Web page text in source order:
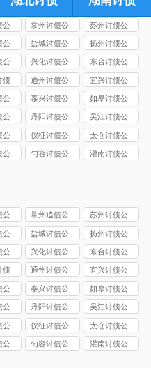
公
常州讨债公
司
苏州讨债公
司
公
盐城讨债公
司
扬州讨债公
司
公
兴化讨债公
司
东台讨债公
司
债
通州讨债公
司
宜兴讨债公
司
公
泰兴讨债公
司
如皋讨债公
司
公
丹阳讨债公
司
吴江讨债公
司
公
仪征讨债公
司
太仓讨债公
司
公
句容讨债公
灌南讨债公
公
常州追债公
司
苏州讨债公
司
公
盐城讨债公
司
扬州讨债公
司
公
兴化讨债公
司
东台讨债公
司
债
通州讨债公
司
宜兴讨债公
司
公
泰兴讨债公
司
如皋讨债公
司
公
丹阳讨债公
司
吴江讨债公
司
公
仪征讨债公
司
太仓讨债公
司
公
句容讨债公
灌南讨债公